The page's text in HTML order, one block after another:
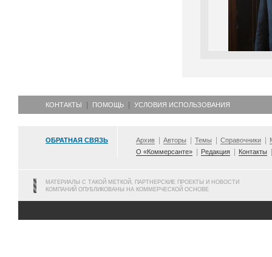
КОНТАКТЫ ПОМОЩЬ УСЛОВИЯ ИСПОЛЬЗОВАНИЯ
ОБРАТНАЯ СВЯЗЬ Архив Авторы Темы Справочники
О «Коммерсанте»
Редакция Контакты
МАТЕРИАЛЫ С ТАКОЙ МЕТКОЙ, ПАРТНЕРСКИЕ ПРОЕКТЫ И НОВОСТИ
КОМПАНИЙ ОПУБЛИКОВАНЫ НА КОММЕРЧЕСКОЙ ОСНОВЕ